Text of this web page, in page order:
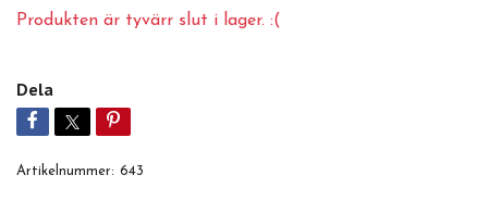
Produkten är tyvärr slut i lager. :(
Dela
Artikelnummer: 643